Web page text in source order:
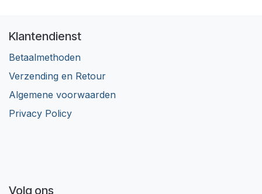
Klantendienst
Betaalmethoden
Verzending en Retour
Algemene voorwaarden
Privacy Policy
Volg ons